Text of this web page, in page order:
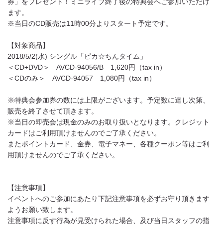
ます。
※当日のCD販売は11時00分よりスタート予定です。
【対象商品】
2018/5/2(水) シングル「ピカ☆ちんタイム」
＜CD+DVD＞ AVCD-94056/B 1,620円（tax in）
＜CDのみ＞ AVCD-94057 1,080円（tax in）
※特典会参加券の数には上限がございます。予定数に達し次第、
販売を終了させて頂きます。
※当日の即売会は現金のみのお取り扱いとなります。クレジット
カードはご利用頂けませんのでご了承ください。
またポイントカード、金券、電子マネー、各種クーポン等はご利
用頂けませんのでご了承ください。
【注意事項】
イベントへのご参加にあたり下記注意事項を必ずお守り頂きます
ようお願い致します。
注意事項に反す行為が見受けられた場合、及び当日スタッフの指